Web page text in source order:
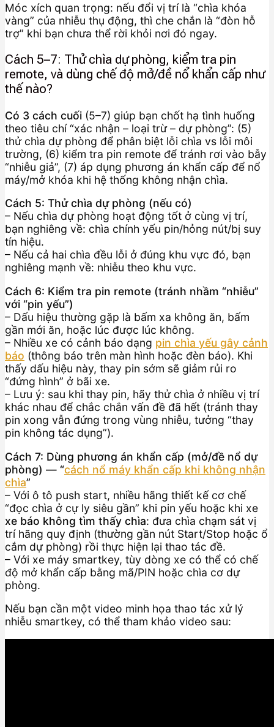
Móc xích quan trọng: nếu đổi vị trí là “chìa khóa
vàng” của nhiễu thụ động, thì che chắn là “đòn hỗ
trợ” khi bạn chưa thể rời khỏi nơi đó ngay.
Cách 5–7: Thử chìa dự phòng, kiểm tra pin
remote, và dùng chế độ mở/đề nổ khẩn cấp như
thế nào?
Có 3 cách cuối (5–7) giúp bạn chốt hạ tình huống
theo tiêu chí “xác nhận – loại trừ – dự phòng”: (5)
thử chìa dự phòng để phân biệt lỗi chìa vs lỗi môi
trường, (6) kiểm tra pin remote để tránh rơi vào bẫy
“nhiễu giả”, (7) áp dụng phương án khẩn cấp để nổ
máy/mở khóa khi hệ thống không nhận chìa.
Cách 5: Thử chìa dự phòng (nếu có)
– Nếu chìa dự phòng hoạt động tốt ở cùng vị trí,
bạn nghiêng về: chìa chính yếu pin/hỏng nút/bị suy
tín hiệu.
– Nếu cả hai chìa đều lỗi ở đúng khu vực đó, bạn
nghiêng mạnh về: nhiễu theo khu vực.
Cách 6: Kiểm tra pin remote (tránh nhầm “nhiễu”
với “pin yếu”)
– Dấu hiệu thường gặp là bấm xa không ăn, bấm
gần mới ăn, hoặc lúc được lúc không.
– Nhiều xe có cảnh báo dạng pin chìa yếu gây cảnh
báo (thông báo trên màn hình hoặc đèn báo). Khi
thấy dấu hiệu này, thay pin sớm sẽ giảm rủi ro
“đứng hình” ở bãi xe.
– Lưu ý: sau khi thay pin, hãy thử chìa ở nhiều vị trí
khác nhau để chắc chắn vấn đề đã hết (tránh thay
pin xong vẫn đứng trong vùng nhiễu, tưởng “thay
pin không tác dụng”).
Cách 7: Dùng phương án khẩn cấp (mở/đề nổ dự
phòng) — “cách nổ máy khẩn cấp khi không nhận
chìa”
– Với ô tô push start, nhiều hãng thiết kế cơ chế
“đọc chìa ở cự ly siêu gần” khi pin yếu hoặc khi xe
xe báo không tìm thấy chìa: đưa chìa chạm sát vị
trí hãng quy định (thường gần nút Start/Stop hoặc ổ
cắm dự phòng) rồi thực hiện lại thao tác đề.
– Với xe máy smartkey, tùy dòng xe có thể có chế
độ mở khẩn cấp bằng mã/PIN hoặc chìa cơ dự
phòng.
Nếu bạn cần một video minh họa thao tác xử lý
nhiễu smartkey, có thể tham khảo video sau: